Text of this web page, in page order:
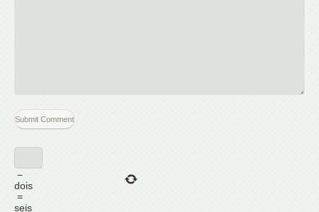
−
dois
=
seis